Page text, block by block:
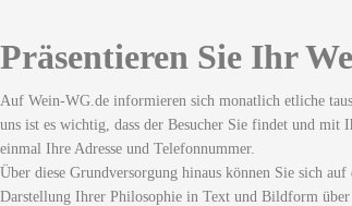
Präsentieren Sie Ihr
Auf Wein-WG.de informieren sich monatlich etliche
uns ist es wichtig, dass der Besucher Sie findet und mit
einmal Ihre Adresse und Telefonnummer.
Über diese Grundversorgung hinaus können Sie sich
Darstellung Ihrer Philosophie in Text und Bildform